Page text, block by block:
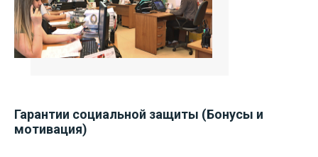
Гарантии социальной защиты (Бонусы и
мотивация)